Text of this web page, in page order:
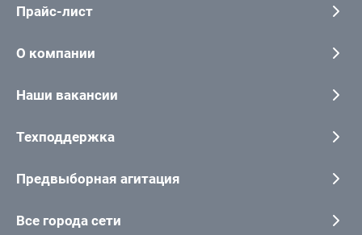
Прайс-лист
О компании
Наши вакансии
Техподдержка
Предвыборная агитация
Все города сети